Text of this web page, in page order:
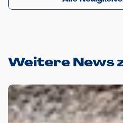
Weitere News